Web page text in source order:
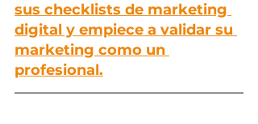
sus checklists de marketing
digital y empiece a validar su
marketing como un
profesional.